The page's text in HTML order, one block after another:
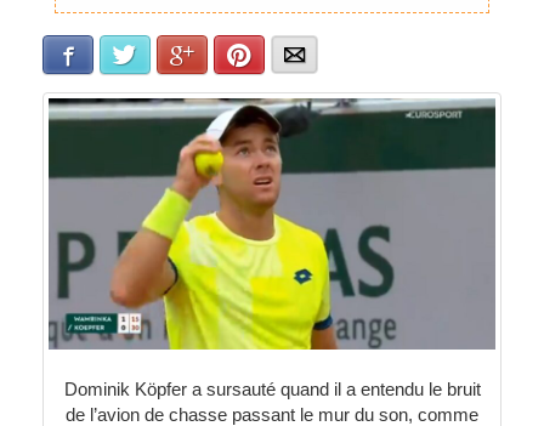
Facebook Twitter Google+Pinterest
Dominik Köpfer a sursauté quand il a entendu le bruit
de l’avion de chasse passant le mur du son, comme